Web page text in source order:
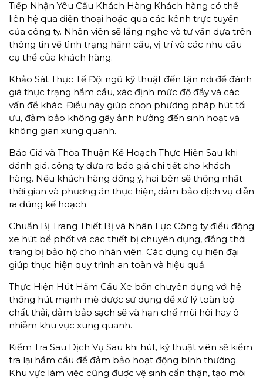
Tiếp Nhận Yêu Cầu Khách Hàng Khách hàng có thể
liên hệ qua điện thoại hoặc qua các kênh trực tuyến
của công ty. Nhân viên sẽ lắng nghe và tư vấn dựa trên
thông tin về tình trạng hầm cầu, vị trí và các nhu cầu
cụ thể của khách hàng.
Khảo Sát Thực Tế Đội ngũ kỹ thuật đến tận nơi để đánh
giá thực trạng hầm cầu, xác định mức độ đầy và các
vấn đề khác. Điều này giúp chọn phương pháp hút tối
ưu, đảm bảo không gây ảnh hưởng đến sinh hoạt và
không gian xung quanh.
Báo Giá và Thỏa Thuận Kế Hoạch Thực Hiện Sau khi
đánh giá, công ty đưa ra báo giá chi tiết cho khách
hàng. Nếu khách hàng đồng ý, hai bên sẽ thống nhất
thời gian và phương án thực hiện, đảm bảo dịch vụ diễn
ra đúng kế hoạch.
Chuẩn Bị Trang Thiết Bị và Nhân Lực Công ty điều động
xe hút bể phốt và các thiết bị chuyên dụng, đồng thời
trang bị bảo hộ cho nhân viên. Các dụng cụ hiện đại
giúp thực hiện quy trình an toàn và hiệu quả.
Thực Hiện Hút Hầm Cầu Xe bồn chuyên dụng với hệ
thống hút mạnh mẽ được sử dụng để xử lý toàn bộ
chất thải, đảm bảo sạch sẽ và hạn chế mùi hôi hay ô
nhiễm khu vực xung quanh.
Kiểm Tra Sau Dịch Vụ Sau khi hút, kỹ thuật viên sẽ kiểm
tra lại hầm cầu để đảm bảo hoạt động bình thường.
Khu vực làm việc cũng được vệ sinh cẩn thận, tạo môi